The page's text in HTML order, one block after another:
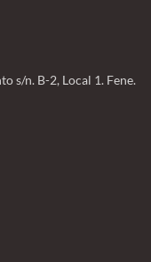
s/n. B-2, Local 1. Fene.